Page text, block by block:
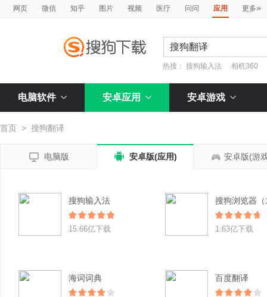
网页 微信 知乎 图片 视频 医疗 问问 应用 更多»
热搜：搜狗输入法 相机360
电脑软件 安卓应用 安卓游戏
首页 > 搜狗翻译
 电脑版  安卓版(应用) 安卓版(游
搜狗输入法
15.66亿下载 1.63亿下载
海词词典 百度翻译